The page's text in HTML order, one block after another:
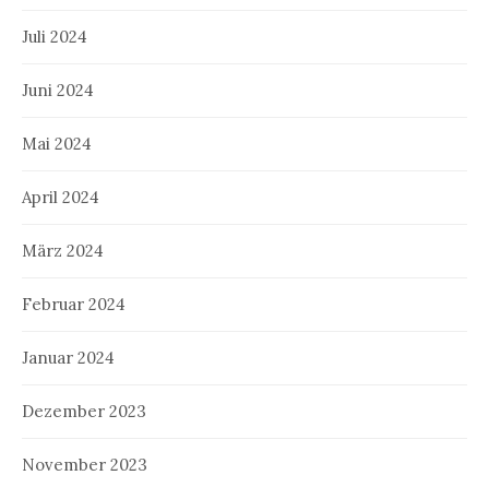
Juli 2024
Juni 2024
Mai 2024
April 2024
März 2024
Februar 2024
Januar 2024
Dezember 2023
November 2023